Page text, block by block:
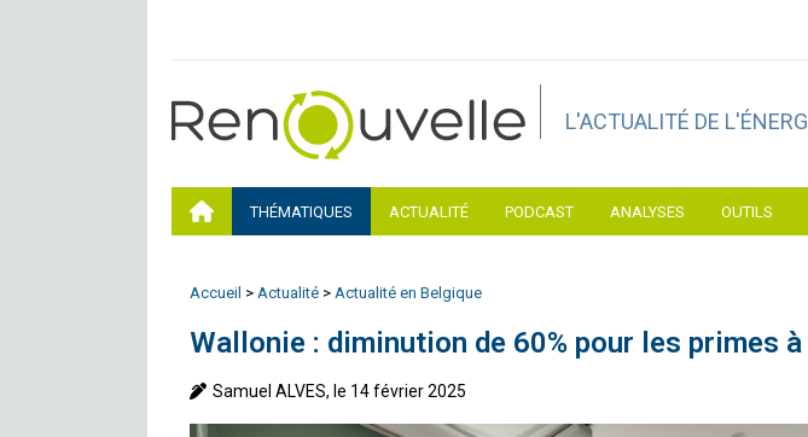
L'ACTUALITÉ DE
THÉMATIQUES ACTUALITÉ PODCAST ANALYSES OUTILS
Accueil > Actualité > Actualité en Belgique
Wallonie : diminution de 60% pour les primes
Samuel ALVES, le 14 février 2025